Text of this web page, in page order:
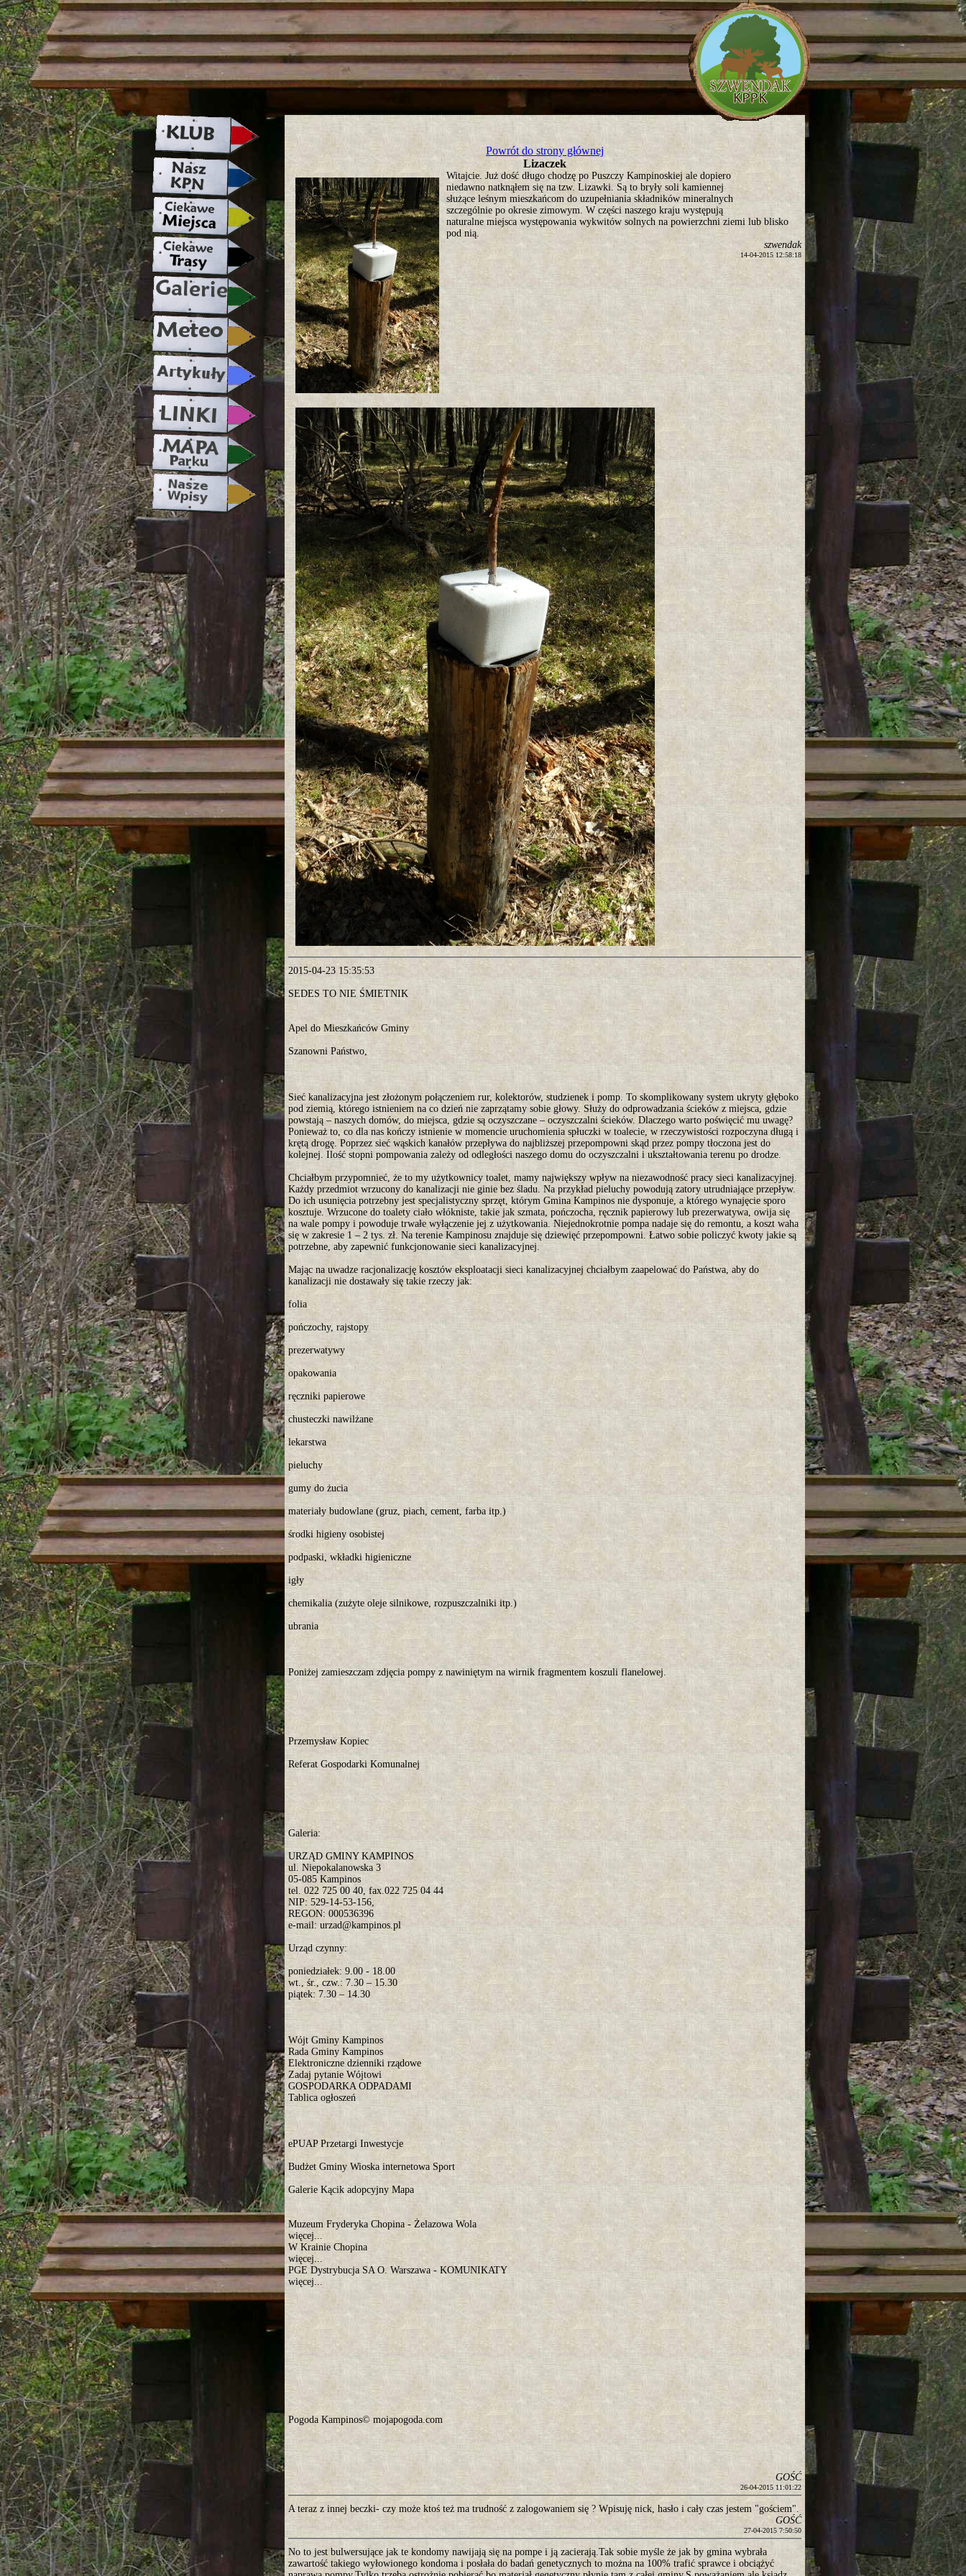
strona w naprawie zapraszamy jutro ;)
Powrót do strony głównej
Lizaczek
Witajcie. Już dość długo chodzę po Puszczy Kampinoskiej ale dopiero
niedawno natknąłem się na tzw. Lizawki. Są to bryły soli kamiennej
służące leśnym mieszkańcom do uzupełniania składników mineralnych
szczególnie po okresie zimowym. W części naszego kraju występują
naturalne miejsca występowania wykwitów solnych na powierzchni ziemi lub blisko
pod nią.
szwendak
14-04-2015 12:58:18
2015-04-23 15:35:53
SEDES TO NIE ŚMIETNIK
Apel do Mieszkańców Gminy
Szanowni Państwo,
Sieć kanalizacyjna jest złożonym połączeniem rur, kolektorów, studzienek i pomp. To skomplikowany system ukryty głęboko
pod ziemią, którego istnieniem na co dzień nie zaprzątamy sobie głowy. Służy do odprowadzania ścieków z miejsca, gdzie
powstają – naszych domów, do miejsca, gdzie są oczyszczane – oczyszczalni ścieków. Dlaczego warto poświęcić mu uwagę?
Ponieważ to, co dla nas kończy istnienie w momencie uruchomienia spłuczki w toalecie, w rzeczywistości rozpoczyna długą i
krętą drogę. Poprzez sieć wąskich kanałów przepływa do najbliższej przepompowni skąd przez pompy tłoczona jest do
kolejnej. Ilość stopni pompowania zależy od odległości naszego domu do oczyszczalni i ukształtowania terenu po drodze.
Chciałbym przypomnieć, że to my użytkownicy toalet, mamy największy wpływ na niezawodność pracy sieci kanalizacyjnej.
Każdy przedmiot wrzucony do kanalizacji nie ginie bez śladu. Na przykład pieluchy powodują zatory utrudniające przepływ.
Do ich usunięcia potrzebny jest specjalistyczny sprzęt, którym Gmina Kampinos nie dysponuje, a którego wynajęcie sporo
kosztuje. Wrzucone do toalety ciało włókniste, takie jak szmata, pończocha, ręcznik papierowy lub prezerwatywa, owija się
na wale pompy i powoduje trwałe wyłączenie jej z użytkowania. Niejednokrotnie pompa nadaje się do remontu, a koszt waha
się w zakresie 1 – 2 tys. zł. Na terenie Kampinosu znajduje się dziewięć przepompowni. Łatwo sobie policzyć kwoty jakie są
potrzebne, aby zapewnić funkcjonowanie sieci kanalizacyjnej.
Mając na uwadze racjonalizację kosztów eksploatacji sieci kanalizacyjnej chciałbym zaapelować do Państwa, aby do
kanalizacji nie dostawały się takie rzeczy jak:
folia
pończochy, rajstopy
prezerwatywy
opakowania
ręczniki papierowe
chusteczki nawilżane
lekarstwa
pieluchy
gumy do żucia
materiały budowlane (gruz, piach, cement, farba itp.)
środki higieny osobistej
podpaski, wkładki higieniczne
igły
chemikalia (zużyte oleje silnikowe, rozpuszczalniki itp.)
ubrania
Poniżej zamieszczam zdjęcia pompy z nawiniętym na wirnik fragmentem koszuli flanelowej.
Przemysław Kopiec
Referat Gospodarki Komunalnej
Galeria:
URZĄD GMINY KAMPINOS
ul. Niepokalanowska 3
05-085 Kampinos
tel. 022 725 00 40, fax.022 725 04 44
NIP: 529-14-53-156,
REGON: 000536396
e-mail: urzad@kampinos.pl
Urząd czynny:
poniedziałek: 9.00 - 18.00
wt., śr., czw.: 7.30 – 15.30
piątek: 7.30 – 14.30
Wójt Gminy Kampinos
Rada Gminy Kampinos
Elektroniczne dzienniki rządowe
Zadaj pytanie Wójtowi
GOSPODARKA ODPADAMI
Tablica ogłoszeń
ePUAP Przetargi Inwestycje
Budżet Gminy Wioska internetowa Sport
Galerie Kącik adopcyjny Mapa
Muzeum Fryderyka Chopina - Żelazowa Wola
więcej...
W Krainie Chopina
więcej...
PGE Dystrybucja SA O. Warszawa - KOMUNIKATY
więcej...
Pogoda Kampinos© mojapogoda.com
GOŚĆ
26-04-2015 11:01:22
A teraz z innej beczki- czy może ktoś też ma trudność z zalogowaniem się ? Wpisuję nick, hasło i cały czas jestem "gościem".
GOŚĆ
27-04-2015 7:50:50
No to jest bulwersujące jak te kondomy nawijają się na pompe i ją zacierają.Tak sobie myśle że jak by gmina wybrała
zawartość takiego wyłowionego kondoma i posłała do badań genetycznych to można na 100% trafić sprawce i obciążyć